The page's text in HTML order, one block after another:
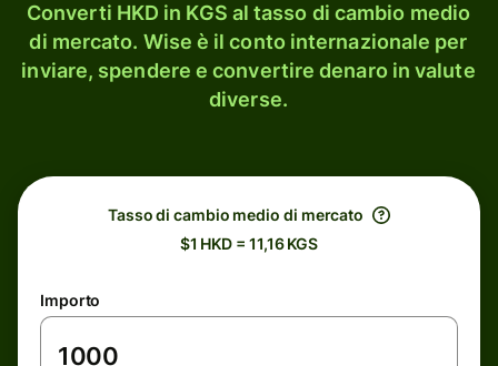
Converti HKD in KGS al tasso di cambio medio
di mercato. Wise è il conto internazionale per
inviare, spendere e convertire denaro in valute
diverse.
Tasso di cambio medio di mercato
$1 HKD = 11,16 KGS
Importo